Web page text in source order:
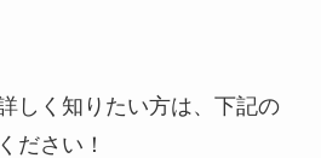
しく知りたい方は、下記の
ださい！